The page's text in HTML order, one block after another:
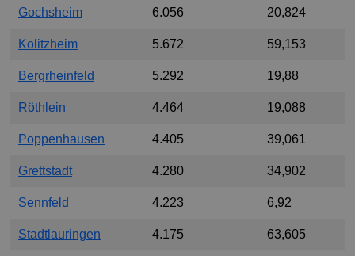
Gochsheim 6.056 20,824
Kolitzheim 5.672 59,153
Bergrheinfeld 5.292 19,88
Röthlein 4.464 19,088
Poppenhausen 4.405 39,061
Grettstadt 4.280 34,902
Sennfeld 4.223 6,92
Stadtlauringen 4.175 63,605